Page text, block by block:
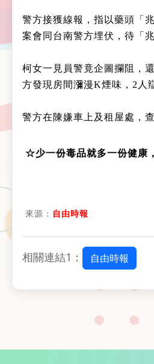
警方接獲線報，指以藥頭「
案會同台南警方埋伏，待「
柯女一見員警竟企圖攔阻，
方發現房間瀰漫K煙味，2人
警方在陳嫌車上及租屋處，
☆少一份毒品就多一份健康
來源： 自由時報
相關連結1： 自由時報